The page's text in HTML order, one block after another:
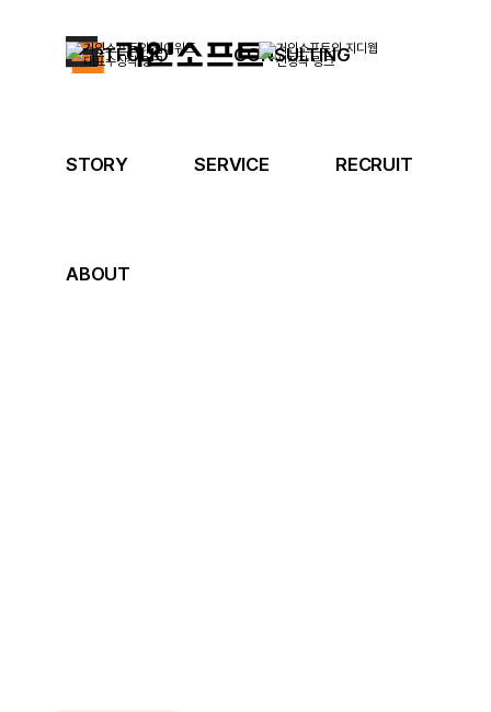
PORTFOLIO CONSULTING
STORY SERVICE RECRUIT
ABOUT